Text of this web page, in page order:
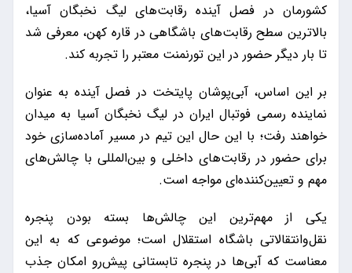
کشورمان در فصل آینده رقابت‌های لیگ نخبگان آسیا،
بالاترین سطح رقابت‌های باشگاهی در قاره کهن، معرفی شد
تا بار دیگر حضور در این تورنمنت معتبر را تجربه کند.
بر این اساس، آبی‌پوشان پایتخت در فصل آینده به عنوان
نماینده رسمی فوتبال ایران در لیگ نخبگان آسیا به میدان
خواهند رفت؛ با این حال این تیم در مسیر آماده‌سازی خود
برای حضور در رقابت‌های داخلی و بین‌المللی با چالش‌های
مهم و تعیین‌کننده‌ای مواجه است.
یکی از مهم‌ترین این چالش‌ها بسته بودن پنجره
نقل‌وانتقالاتی باشگاه استقلال است؛ موضوعی که به این
معناست که آبی‌ها در پنجره تابستانی پیش‌رو امکان جذب